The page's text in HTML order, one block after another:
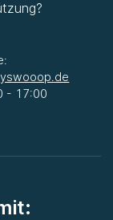
- 17:00